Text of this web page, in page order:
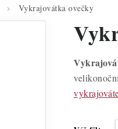
Vykrajovátka ovečky